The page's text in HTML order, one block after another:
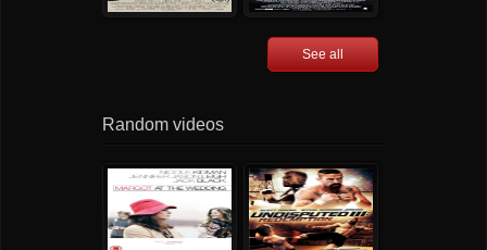
See all
Random videos